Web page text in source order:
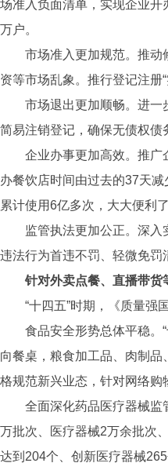
场准入负面清单，实现企业开
万户。
市场准入更加规范。推动
资等市场乱象。推行登记注册
市场退出更加顺畅。进一
简易注销登记，确保无债权
企业办事更加高效。推广
办餐饮店时间由过去的37天
累计使用6亿多次，大大便利
监管执法更加公正。深入
违法行为首违不罚、轻微免罚
针对外卖点餐、直播带货
“十四五”时期，《质量强
食品安全形势总体平稳。
向餐桌，粮食加工品、肉制
格规范新兴业态，针对网络
全面深化药品医疗器械监
万批次、医疗器械2万余批次
达到204个、创新医疗器械